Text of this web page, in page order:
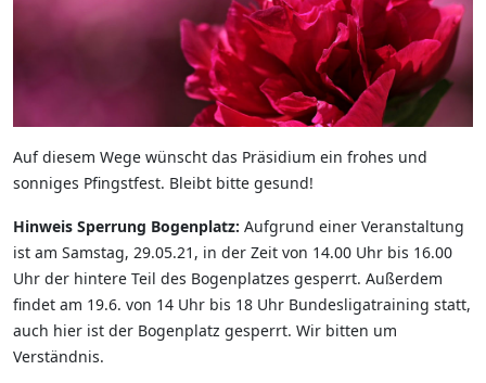
Auf diesem Wege wünscht das Präsidium ein frohes und
sonniges Pfingstfest. Bleibt bitte gesund!
Hinweis Sperrung Bogenplatz: Aufgrund einer Veranstaltung
ist am Samstag, 29.05.21, in der Zeit von 14.00 Uhr bis 16.00
Uhr der hintere Teil des Bogenplatzes gesperrt. Außerdem
findet am 19.6. von 14 Uhr bis 18 Uhr Bundesligatraining statt,
auch hier ist der Bogenplatz gesperrt. Wir bitten um
Verständnis.